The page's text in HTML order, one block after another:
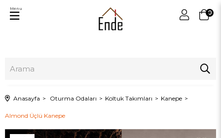
0
Menu
Anasayfa Oturma Odaları Koltuk Takımları Kanepe
Almond Üçlü Kanepe